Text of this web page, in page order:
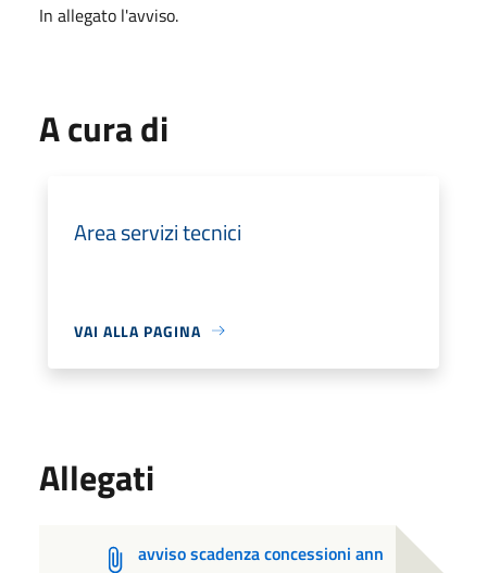
In allegato l'avviso.
A cura di
Area servizi tecnici
VAI ALLA PAGINA
Allegati
avviso scadenza concessioni ann